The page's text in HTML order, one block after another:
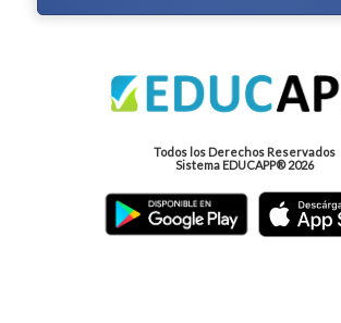
Todos los Derechos Reservados
Sistema EDUCAPP® 2026